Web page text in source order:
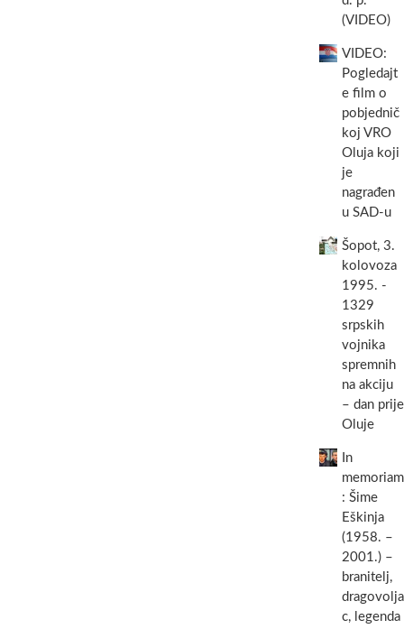
(VIDEO)
VIDEO:
Pogledajt
e film o
pobjednič
koj VRO
Oluja koji
je
nagrađen
u SAD-u
Šopot, 3.
kolovoza
1995. -
1329
srpskih
vojnika
spremnih
na akciju
– dan prije
Oluje
In
memoriam
: Šime
Eškinja
(1958. –
2001.) –
branitelj,
dragovolja
c, legenda